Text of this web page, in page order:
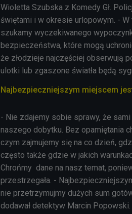
Wioletta Szubska z Komedy Gł.
świętami i w okresie urlopowym. -
szukamy wyczekiwanego
bezpieczeństwa, które mogą
że złodzieje najczęściej obserwują
ulotki lub zgaszone światła będą
Najbezpieczniejszym miejscem
- Nie zdajemy sobie sprawy, że
naszego dobytku. Bez opamiętania
czym zajmujemy się na co dzień,
często także gdzie w jakich
Chrońmy dane na nasz temat,
przestrzegała. -
nie przetrzymujmy dużych sum
dodawał detektyw Marcin Popowski.